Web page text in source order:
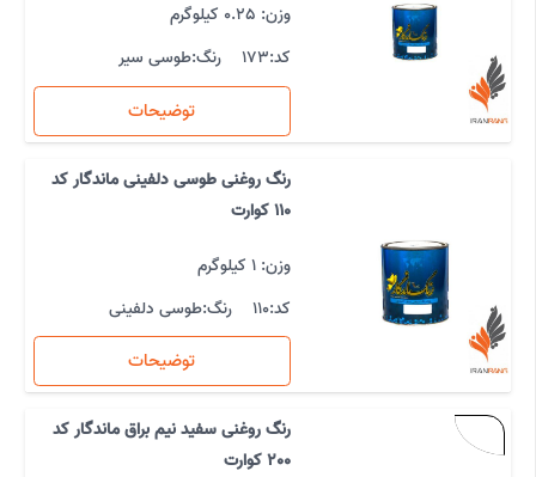
وزن: 0.25 کیلوگرم
کد:173 رنگ:طوسی سیر
توضیحات
رنگ روغنی طوسی دلفینی ماندگار کد
110 کوارت
وزن: 1 کیلوگرم
کد:110 رنگ:طوسی دلفینی
توضیحات
رنگ روغنی سفید نیم براق ماندگار کد
200 کوارت